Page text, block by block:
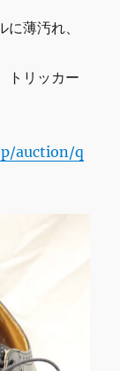
薄汚れ、
トリッカー
auction/q